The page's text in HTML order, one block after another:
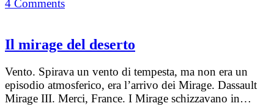
4 Comments
Il mirage del deserto
Vento. Spirava un vento di tempesta, ma non era un
episodio atmosferico, era l’arrivo dei Mirage. Dassault
Mirage III. Merci, France. I Mirage schizzavano in…